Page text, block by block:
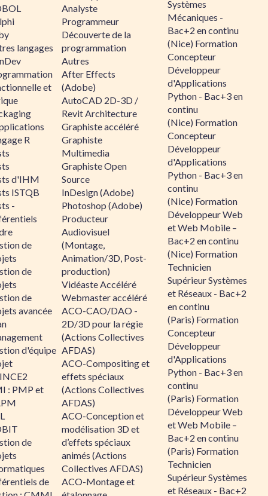
langages
et
R
d'IHM
ISTQB
-
de
de
de
avancée
d'équipe
: PMP et
de
de
Analyste
Programmeur
Découverte de la
programmation
Autres
After Effects
(Adobe)
AutoCAD 2D-3D /
Revit Architecture
Graphiste accéléré
Graphiste
Multimedia
Graphiste Open
Source
InDesign (Adobe)
Photoshop (Adobe)
Producteur
Audiovisuel
(Montage,
Animation/3D, Post-
production)
Vidéaste Accéléré
Webmaster accéléré
ACO-CAO/DAO -
2D/3D pour la régie
(Actions Collectives
AFDAS)
ACO-Compositing et
effets spéciaux
(Actions Collectives
AFDAS)
ACO-Conception et
modélisation 3D et
d’effets spéciaux
animés (Actions
Collectives AFDAS)
ACO-Montage et
Systèmes
Mécaniques -
Bac+2 en continu
(Nice) Formation
Concepteur
Développeur
d'Applications
Python - Bac+3 en
continu
(Nice) Formation
Concepteur
Développeur
d'Applications
Python - Bac+3 en
continu
(Nice) Formation
Développeur Web
et Web Mobile –
Bac+2 en continu
(Nice) Formation
Technicien
Supérieur Systèmes
et Réseaux - Bac+2
en continu
(Paris) Formation
Concepteur
Développeur
d'Applications
Python - Bac+3 en
continu
(Paris) Formation
Développeur Web
et Web Mobile –
Bac+2 en continu
(Paris) Formation
Technicien
Supérieur Systèmes
et Réseaux - Bac+2